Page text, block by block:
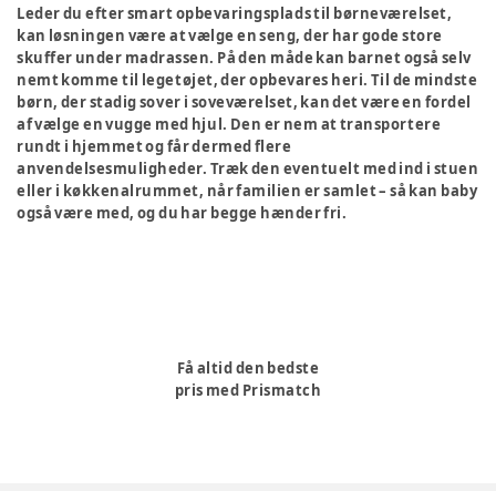
Leder du efter smart opbevaringsplads til børneværelset,
kan løsningen være at vælge en seng, der har gode store
skuffer under madrassen. På den måde kan barnet også selv
nemt komme til legetøjet, der opbevares heri. Til de mindste
børn, der stadig sover i soveværelset, kan det være en fordel
af vælge en vugge med hjul. Den er nem at transportere
rundt i hjemmet og får dermed flere
anvendelsesmuligheder. Træk den eventuelt med ind i stuen
eller i køkkenalrummet, når familien er samlet – så kan baby
også være med, og du har begge hænder fri.
Få altid den bedste
pris med Prismatch